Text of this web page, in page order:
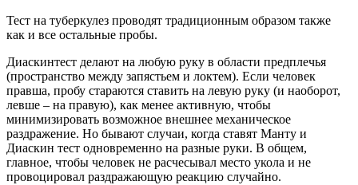
Тест на туберкулез проводят традиционным образом также
как и все остальные пробы.
Диаскинтест делают на любую руку в области предплечья
(пространство между запястьем и локтем). Если человек
правша, пробу стараются ставить на левую руку (и наоборот,
левше – на правую), как менее активную, чтобы
минимизировать возможное внешнее механическое
раздражение. Но бывают случаи, когда ставят Манту и
Диаскин тест одновременно на разные руки. В общем,
главное, чтобы человек не расчесывал место укола и не
провоцировал раздражающую реакцию случайно.